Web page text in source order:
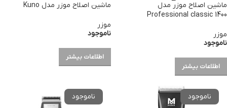
ماشین اصلاح موزر مدل
Professional classic 1400
موزر
ناموجود
اطلاعات بیشتر
ماشین اصلاح موزر مدل Kuno
موزر
ناموجود
اطلاعات بیشتر